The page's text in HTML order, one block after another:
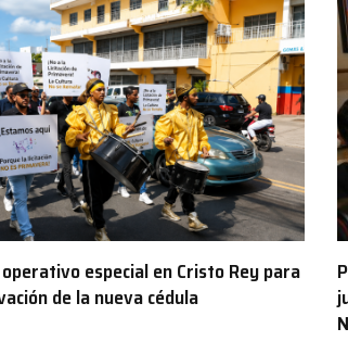
especial en Cristo Rey para
de la nueva cédula